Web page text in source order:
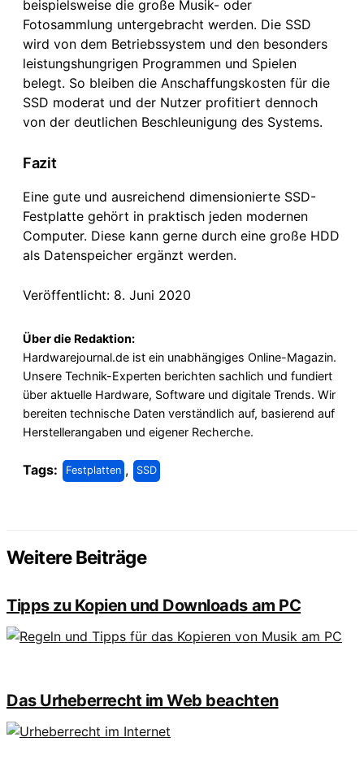
beispielsweise die große Musik- oder
Fotosammlung untergebracht werden. Die SSD
wird von dem Betriebssystem und den besonders
leistungshungrigen Programmen und Spielen
belegt. So bleiben die Anschaffungskosten für die
SSD moderat und der Nutzer profitiert dennoch
von der deutlichen Beschleunigung des Systems.
Fazit
Eine gute und ausreichend dimensionierte SSD-
Festplatte gehört in praktisch jeden modernen
Computer. Diese kann gerne durch eine große HDD
als Datenspeicher ergänzt werden.
Veröffentlicht: 8. Juni 2020
Über die Redaktion:
Hardwarejournal.de ist ein unabhängiges Online-Magazin.
Unsere Technik-Experten berichten sachlich und fundiert
über aktuelle Hardware, Software und digitale Trends. Wir
bereiten technische Daten verständlich auf, basierend auf
Herstellerangaben und eigener Recherche.
Tags: Festplatten , SSD
Weitere Beiträge
Tipps zu Kopien und Downloads am PC
Das Urheberrecht im Web beachten